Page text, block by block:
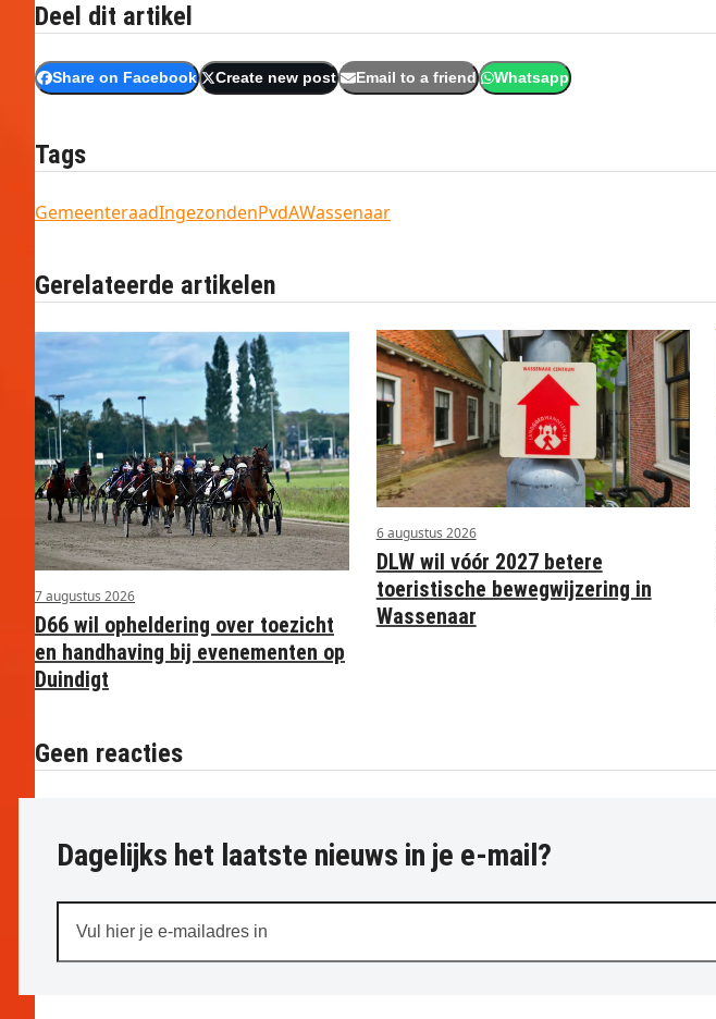
Deel dit artikel
Share on Facebook Create new post Email to a friend Whatsapp
Tags
GemeenteraadIngezondenPvdAWassenaar
Gerelateerde artikelen
7 augustus 2026
D66 wil opheldering over toezicht
en handhaving bij evenementen op
Duindigt
6 augustus 2026
DLW wil vóór 2027 betere
toeristische bewegwijzering in
Wassenaar
Geen reacties
Dagelijks het laatste nieuws in je e-mail?
hier
je